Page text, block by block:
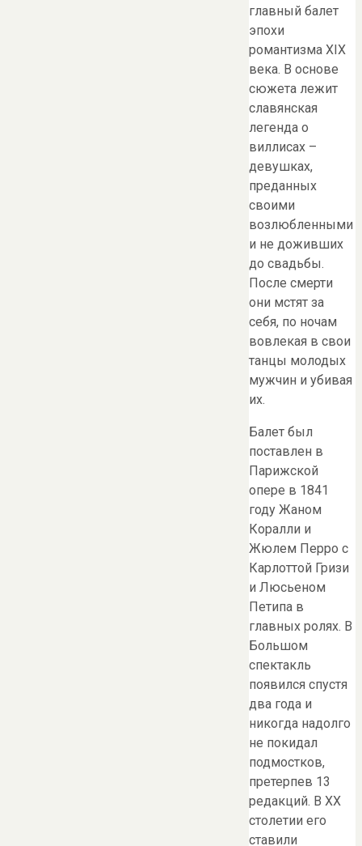
главный балет
эпохи
романтизма XIX
века. В основе
сюжета лежит
славянская
легенда о
виллисах –
девушках,
преданных
своими
возлюбленными
и не доживших
до свадьбы.
После смерти
они мстят за
себя, по ночам
вовлекая в свои
танцы молодых
мужчин и убивая
их.
Балет был
поставлен в
Парижской
опере в 1841
году Жаном
Коралли и
Жюлем Перро с
Карлоттой Гризи
и Люсьеном
Петипа в
главных ролях. В
Большом
спектакль
появился спустя
два года и
никогда надолго
не покидал
подмостков,
претерпев 13
редакций. В XX
столетии его
ставили